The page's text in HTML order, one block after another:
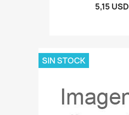
5,15 USD
SIN STOCK